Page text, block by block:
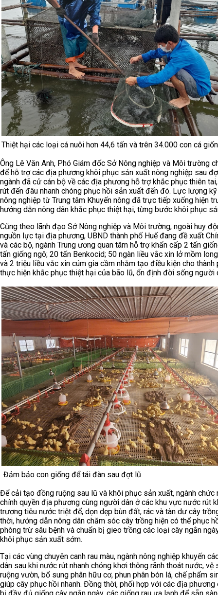
Thiệt hại các loại cá nuôi hơn 44,6 tấn và trên 34.000 con cá
Ông Lê Văn Anh, Phó Giám đốc Sở Nông nghiệp và Môi trường
để hỗ trợ các địa phương khôi phục sản xuất nông nghiệp sau
ngành đã cử cán bộ về các địa phương hỗ trợ khắc phục thiên
rút đến đâu nhanh chóng phục hồi sản xuất đến đó. Lực lượng
nông nghiệp từ Trung tâm Khuyến nông đã trực tiếp xuống hiện
hướng dẫn nông dân khắc phục thiệt hại, từng bước khôi phục
Cũng theo lãnh đạo Sở Nông nghiệp và Môi trường, ngoài huy
nguồn lực tại địa phương, UBND thành phố Huế đang đề xuất
và các bộ, ngành Trung ương quan tâm hỗ trợ khẩn cấp 2 tấn
tấn giống ngô; 20 tấn Benkocid; 50 ngàn liều vắc xin lở mồm
và 2 triệu liều vắc xin cúm gia cầm nhằm tạo điều kiện cho thành
thực hiện khắc phục thiệt hại của bão lũ, ổn định đời sống người
Đảm bảo con giống để tái đàn sau đợt lũ
Để cải tạo đồng ruộng sau lũ và khôi phục sản xuất, ngành chức
chính quyền địa phương cùng người dân ở các khu vực nước rút
trương tiêu nước triệt để, dọn dẹp bùn đất, rác và tàn dư cây
thời, hướng dẫn nông dân chăm sóc cây trồng hiện có thể phục
phòng trừ sâu bệnh và chuẩn bị gieo trồng các loại cây ngắn
khôi phục sản xuất sớm.
Tại các vùng chuyên canh rau màu, ngành nông nghiệp khuyến
dân sau khi nước rút nhanh chóng khơi thông rãnh thoát nước, vệ
ruộng vườn, bổ sung phân hữu cơ, phun phân bón lá, chế phẩm
giúp cây phục hồi nhanh. Đồng thời, phối hợp với các địa phương